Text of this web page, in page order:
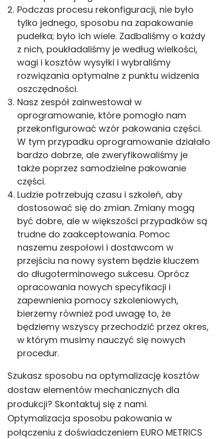
Podczas procesu rekonfiguracji, nie było
tylko jednego, sposobu na zapakowanie
pudełka; było ich wiele. Zadbaliśmy o każdy
z nich, poukładaliśmy je według wielkości,
wagi i kosztów wysyłki i wybraliśmy
rozwiązania optymalne z punktu widzenia
oszczędności.
Nasz zespół zainwestował w
oprogramowanie, które pomogło nam
przekonfigurować wzór pakowania części.
W tym przypadku oprogramowanie działało
bardzo dobrze, ale zweryfikowaliśmy je
także poprzez samodzielne pakowanie
części.
Ludzie potrzebują czasu i szkoleń, aby
dostosować się do zmian. Zmiany mogą
być dobre, ale w większości przypadków są
trudne do zaakceptowania. Pomoc
naszemu zespołowi i dostawcom w
przejściu na nowy system będzie kluczem
do długoterminowego sukcesu. Oprócz
opracowania nowych specyfikacji i
zapewnienia pomocy szkoleniowych,
bierzemy również pod uwagę to, że
będziemy wszyscy przechodzić przez okres,
w którym musimy nauczyć się nowych
procedur.
Szukasz sposobu na optymalizację kosztów
dostaw elementów mechanicznych dla
produkcji? Skontaktuj się z nami.
Optymalizacja sposobu pakowania w
połączeniu z doświadczeniem EURO METRICS